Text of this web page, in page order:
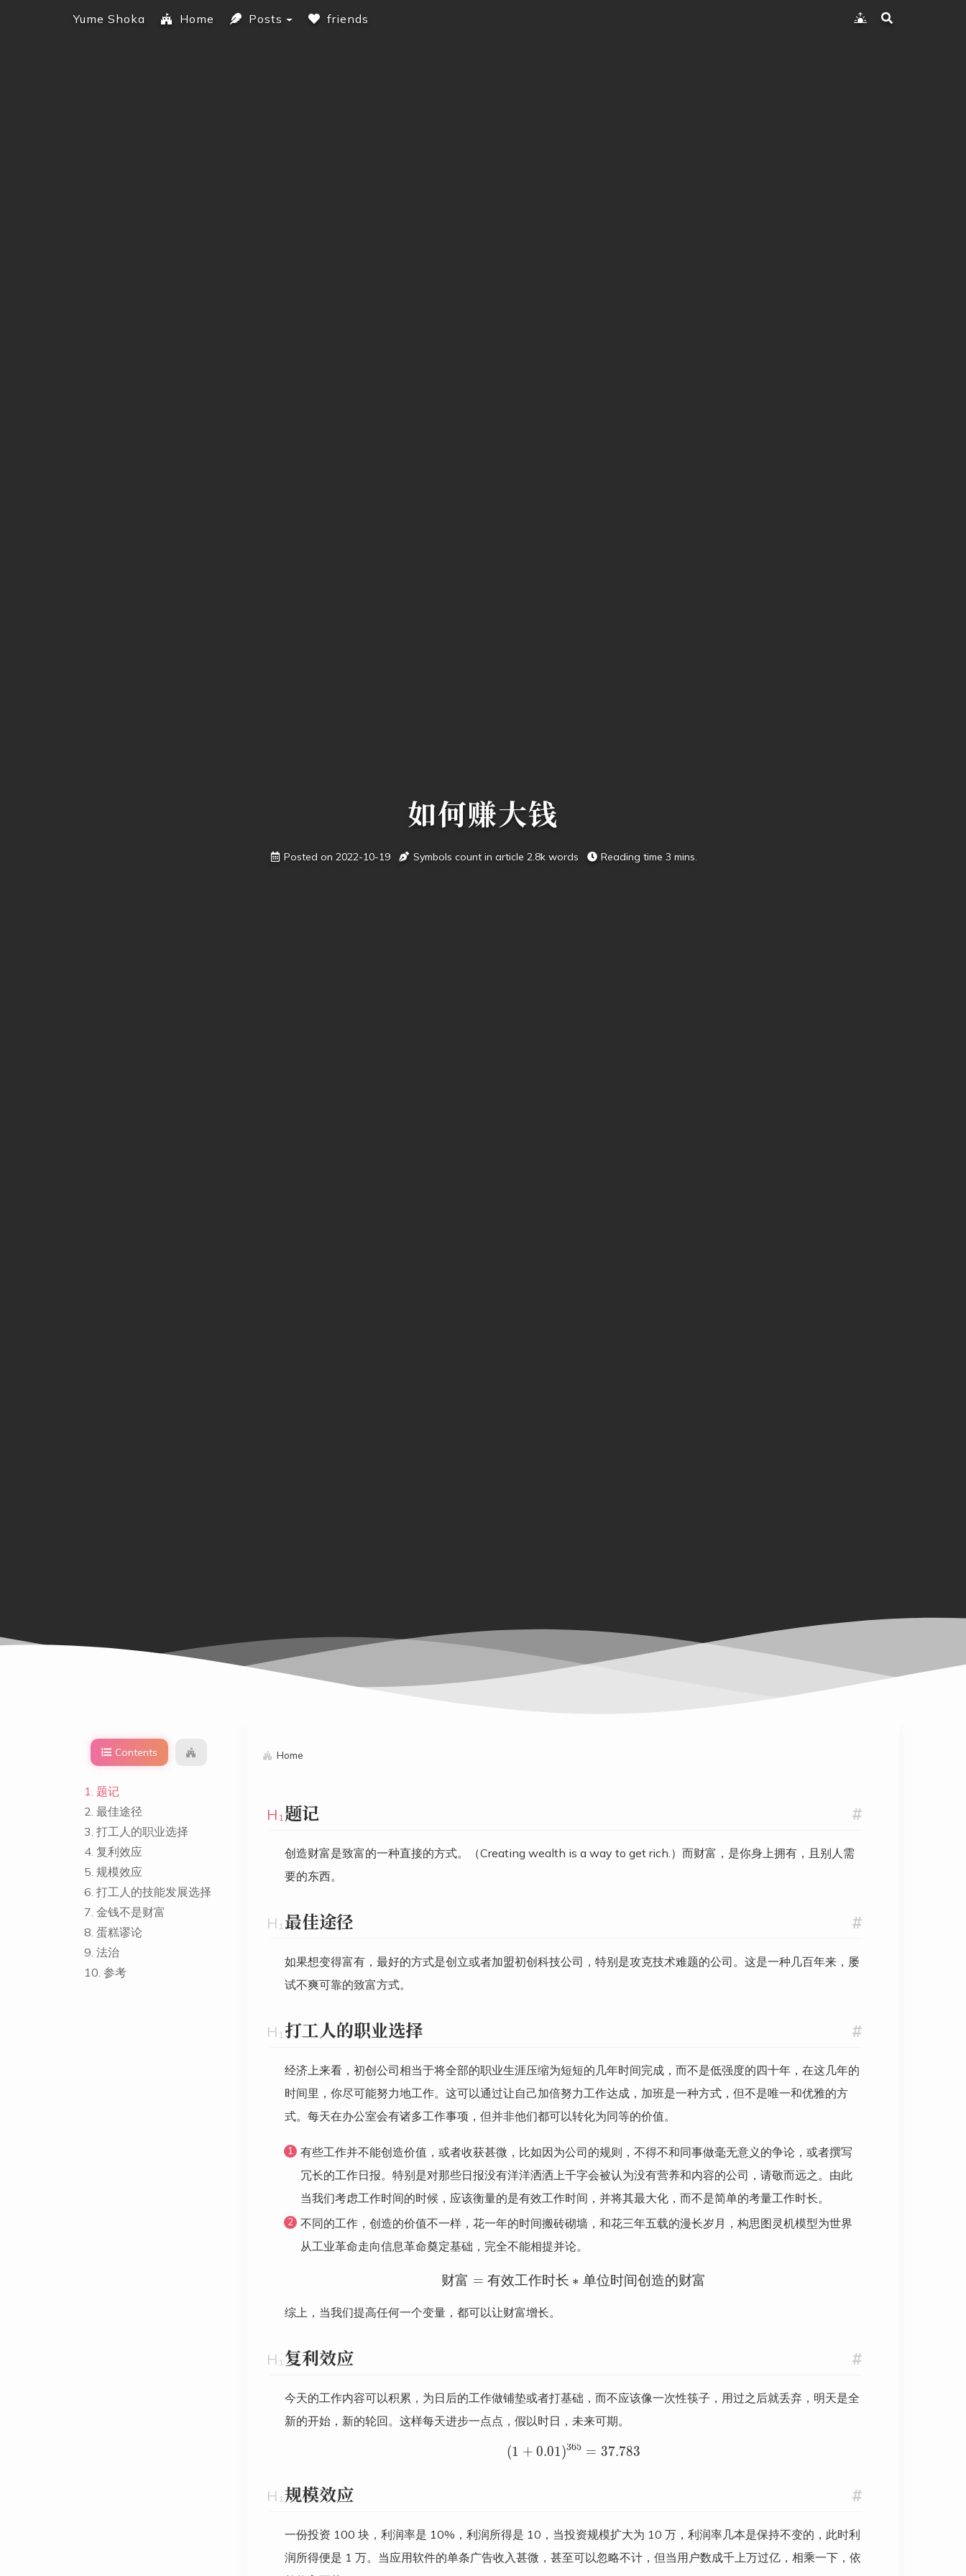
如何赚大钱
Posted on 2022-10-19 Symbols count in article 2.8k words Reading time 3 mins.
Yume Shoka Home Posts friends
Home
#
题记
创造财富是致富的一种直接的方式。（Creating wealth is a way to get rich.）而财富，是你身上拥有，且别人需
要的东西。
#
最佳途径
如果想变得富有，最好的方式是创立或者加盟初创科技公司，特别是攻克技术难题的公司。这是一种几百年来，屡
试不爽可靠的致富方式。
#
打工人的职业选择
经济上来看，初创公司相当于将全部的职业生涯压缩为短短的几年时间完成，而不是低强度的四十年，在这几年的
时间里，你尽可能努力地工作。这可以通过让自己加倍努力工作达成，加班是一种方式，但不是唯一和优雅的方
式。每天在办公室会有诸多工作事项，但并非他们都可以转化为同等的价值。
有些工作并不能创造价值，或者收获甚微，比如因为公司的规则，不得不和同事做毫无意义的争论，或者撰写
冗长的工作日报。特别是对那些日报没有洋洋洒洒上千字会被认为没有营养和内容的公司，请敬而远之。由此
当我们考虑工作时间的时候，应该衡量的是有效工作时间，并将其最大化，而不是简单的考量工作时长。
不同的工作，创造的价值不一样，花一年的时间搬砖砌墙，和花三年五载的漫长岁月，构思图灵机模型为世界
从工业革命走向信息革命奠定基础，完全不能相提并论。
财富 = 有效工作时长 * 单位时间创造的财富
财富 = 有效工作时长 ∗ 单位时间创 造的财富
综上，当我们提高任何一个变量，都可以让财富增长。
#
复利效应
今天的工作内容可以积累，为日后的工作做铺垫或者打基础，而不应该像一次性筷子，用过之后就丢弃，明天是全
新的开始，新的轮回。这样每天进步一点点，假以时日，未来可期。
(1 + 0.01)^{365} = 37.783
(1 + 0.01)365 = 37.783
#
规模效应
一份投资 100 块，利润率是 10%，利润所得是 10，当投资规模扩大为 10 万，利润率几本是保持不变的，此时利
润所得便是 1 万。当应用软件的单条广告收入甚微，甚至可以忽略不计，但当用户数成千上万过亿，相乘一下，依
Contents
1. 题记
2. 最佳途径
3. 打工人的职业选择
4. 复利效应
5. 规模效应
6. 打工人的技能发展选择
7. 金钱不是财富
8. 蛋糕谬论
9. 法治
10. 参考